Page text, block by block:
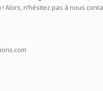
Alors, n’hésitez pas à nous